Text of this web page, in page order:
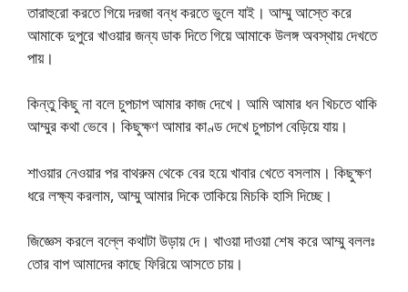
তারাহুরো করতে গিয়ে দরজা বন্ধ করতে ভুলে যাই। আম্মু আস্তে করে
আমাকে দুপুরে খাওয়ার জন্য ডাক দিতে গিয়ে আমাকে উলঙ্গ অবস্থায় দেখতে
পায়।
কিন্তু কিছু না বলে চুপচাপ আমার কাজ দেখে। আমি আমার ধন খিচতে থাকি
আম্মুর কথা ভেবে। কিছুক্ষণ আমার কাণ্ড দেখে চুপচাপ বেড়িয়ে যায়।
শাওয়ার নেওয়ার পর বাথরুম থেকে বের হয়ে খাবার খেতে বসলাম। কিছুক্ষণ
ধরে লক্ষ্য করলাম, আম্মু আমার দিকে তাকিয়ে মিচকি হাসি দিচ্ছে।
জিজ্ঞেস করলে বল্লে কথাটা উড়ায় দে। খাওয়া দাওয়া শেষ করে আম্মু বললঃ
তোর বাপ আমাদের কাছে ফিরিয়ে আসতে চায়।